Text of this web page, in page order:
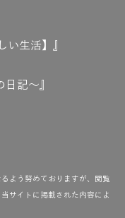
生活】』
記～』
よう努めておりますが、閲覧
サイトに掲載された内容によ